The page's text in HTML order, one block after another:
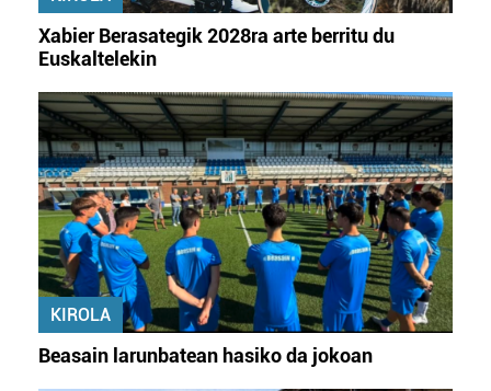
Xabier Berasategik 2028ra arte berritu du
Euskaltelekin
KIROLA
Beasain larunbatean hasiko da jokoan